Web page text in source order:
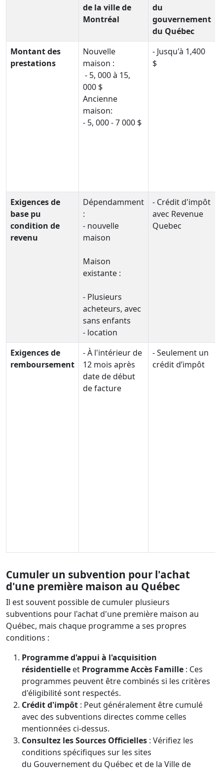
de la ville de
Montréal
du
gouvernement
du Québec
Montant des
prestations
Nouvelle
maison :
- 5, 000 à 15,
000 $
Ancienne
maison:
- 5, 000 - 7 000 $
- Jusqu'à 1,400
$
Exigences de
base pu
condition de
revenu
Dépendamment
:
- nouvelle
maison
Maison
existante :
- Plusieurs
acheteurs, avec
sans enfants
- location
- Crédit d'impôt
avec Revenue
Quebec
Exigences de
remboursement
- À l'intérieur de
12 mois après
date de début
de facture
- Seulement un
crédit d’impôt
Cumuler un subvention pour l'achat
d'une première maison au Québec
Il est souvent possible de cumuler plusieurs
subventions pour l'achat d'une première maison au
Québec, mais chaque programme a ses propres
conditions :
Programme d'appui à l'acquisition
résidentielle et Programme Accès Famille : Ces
programmes peuvent être combinés si les critères
d'éligibilité sont respectés.
Crédit d'impôt : Peut généralement être cumulé
avec des subventions directes comme celles
mentionnées ci-dessus.
Consultez les Sources Officielles : Vérifiez les
conditions spécifiques sur les sites
du Gouvernement du Québec et de la Ville de